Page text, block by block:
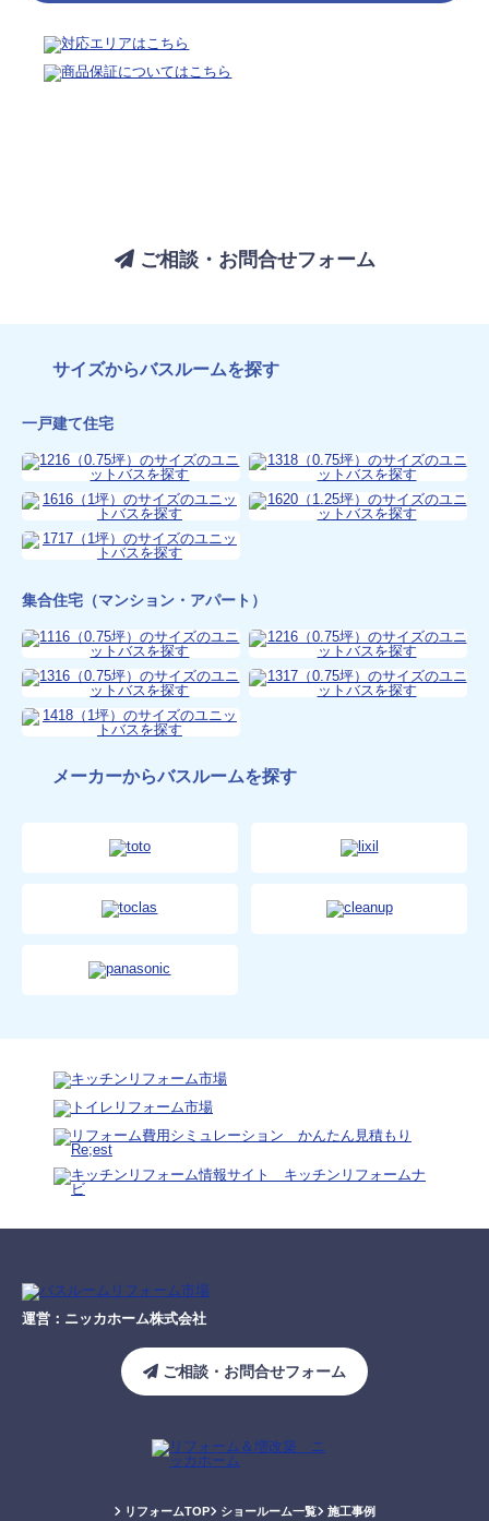
ご相談・お問合せフォーム
サイズからバスルームを探す
一戸建て住宅
集合住宅（マンション・アパート）
メーカーからバスルームを探す
運営：ニッカホーム株式会社
ご相談・お問合せフォーム
リフォームTOP ショールーム一覧 施工事例